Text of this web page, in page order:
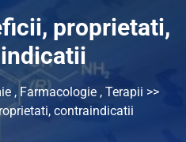
proprietati,
, Farmacologie , Terapii >>
contraindicatii